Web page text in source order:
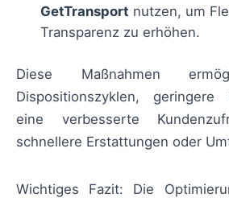
GetTransport nutzen, um
Transparenz zu erhöhen.
Diese Maßnahmen
Dispositionszyklen, geringere
eine verbesserte
schnellere Erstattungen oder
Wichtiges Fazit: Die